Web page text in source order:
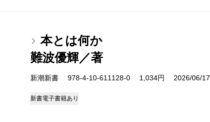
本とは何か
難波優輝／著
新潮新書 978-4-10-611128-0 1,034円 2026/06/17
新書電子書籍あり